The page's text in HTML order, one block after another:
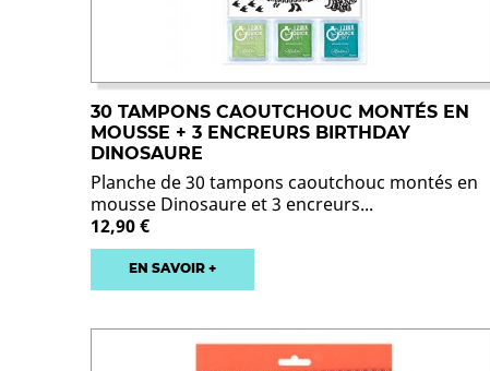
30 TAMPONS CAOUTCHOUC MONTÉS EN
MOUSSE + 3 ENCREURS BIRTHDAY
DINOSAURE
Planche de 30 tampons caoutchouc montés en
mousse Dinosaure et 3 encreurs...
12,90 €
EN SAVOIR +